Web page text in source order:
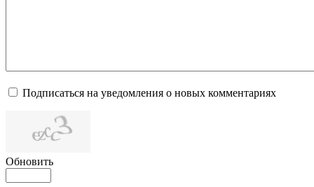
Подписаться на уведомления о новых комментариях
Обновить